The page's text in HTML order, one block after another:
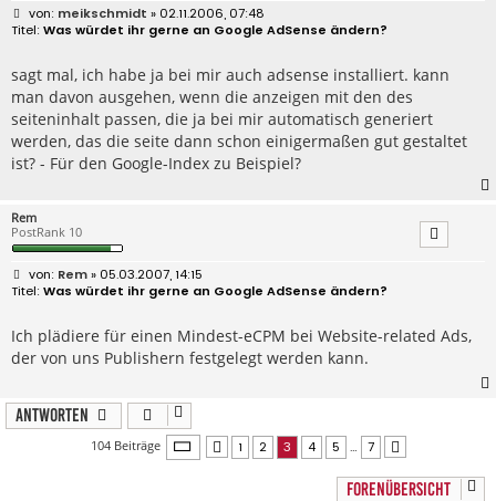
B
e
r
a
g
meikschmidt » 02.11.2006, 07:48
Was würdet ihr gerne an Google AdSense ändern?
sagt mal, ich habe ja bei mir auch adsense installiert. kann
man davon ausgehen, wenn die anzeigen mit den des
seiteninhalt passen, die ja bei mir automatisch generiert
werden, das die seite dann schon einigermaßen gut gestaltet
ist? - Für den Google-Index zu Beispiel?
Rem
PostRank 10
B
e
r
a
g
Rem» 05.03.2007, 14:15
Was würdet ihr gerne an Google AdSense ändern?
Ich plädiere für einen Mindest-eCPM bei Website-related Ads,
der von uns Publishern festgelegt werden kann.
Antworten
104 Beiträge Seite von7
Vorherige
1 2 3 4 5 … 7
FORENÜBERSICHT